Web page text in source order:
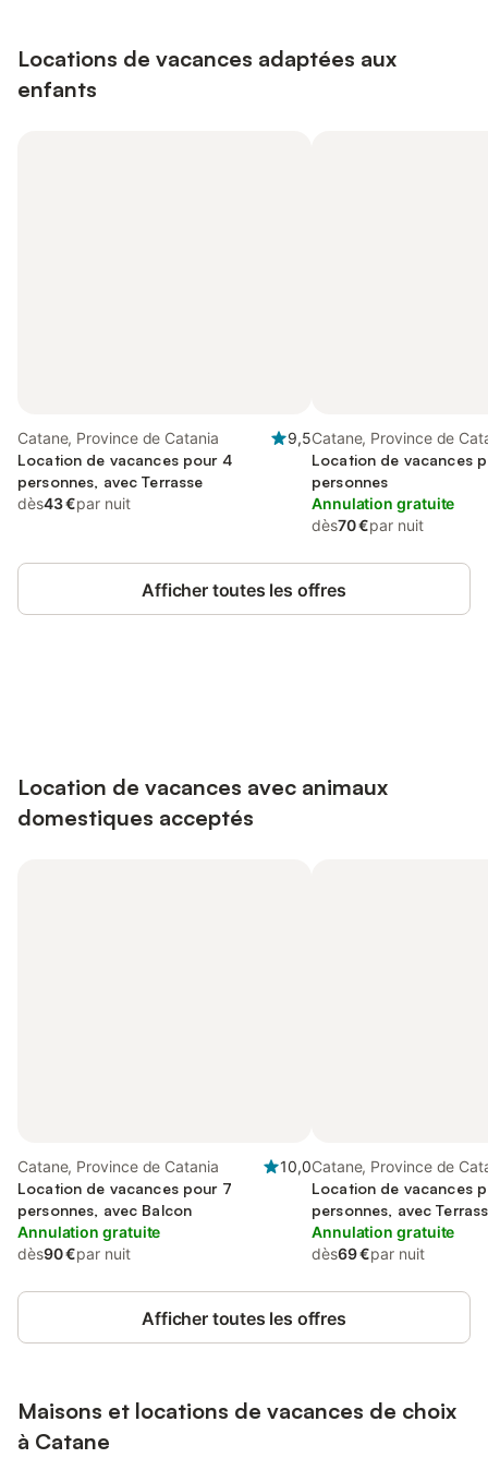
Locations de vacances adaptées aux
enfants
Catane, Province de Catania
9,5
Location de vacances pour 4
personnes, avec Terrasse
dès43 €par nuit
Catane, Province de
Location de vacances
personnes
Annulation gratuite
dès70 €par nuit
Afficher toutes les offres
Location de vacances avec animaux
domestiques acceptés
Catane, Province de Catania
10,0
Location de vacances pour 7
personnes, avec Balcon
Annulation gratuite
dès90 €par nuit
Catane, Province de
Location de vacances
personnes, avec
Annulation gratuite
dès69 €par nuit
Afficher toutes les offres
Maisons et locations de vacances de choix
à Catane